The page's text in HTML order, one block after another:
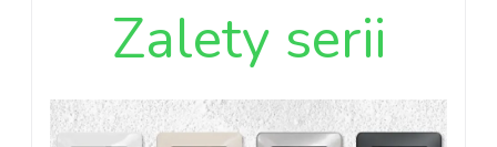
Zalety serii